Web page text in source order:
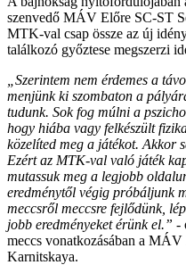
szenvedő MÁV Előre SC-ST
MTK-val csap össze az új
találkozó győztese megszerzi
„Szerintem nem érdemes a
menjünk ki szombaton a
tudunk. Sok fog múlni a
hogy hiába vagy felkészült
közelíted meg a játékot. Akkor
Ezért az MTK-val való játék
mutassuk meg a legjobb
eredménytől végig próbáljunk
meccsről meccsre fejlődünk,
jobb eredményeket érünk el.” -
meccs vonatkozásában a
Karnitskaya.